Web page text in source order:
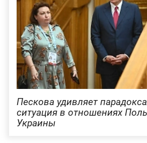
Пескова удивляет
ситуация в отношениях
Украины